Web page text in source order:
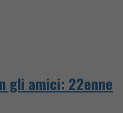
gli amici: 22enne